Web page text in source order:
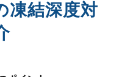
凍結深度対